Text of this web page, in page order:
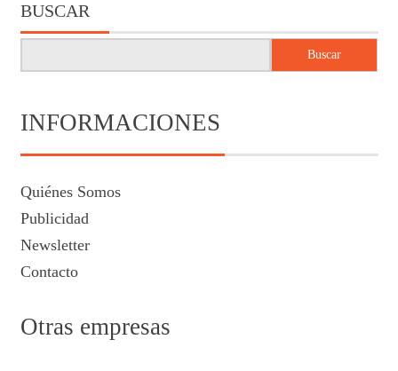
BUSCAR
Buscar
INFORMACIONES
Quiénes Somos
Publicidad
Newsletter
Contacto
Otras empresas